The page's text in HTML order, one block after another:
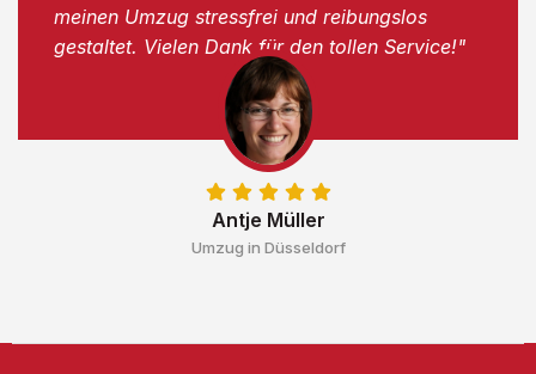
Antje Müller
Umzug in Düsseldorf
meinen Umzug stressfrei und reibungslos
gestaltet. Vielen Dank für den tollen Service!"